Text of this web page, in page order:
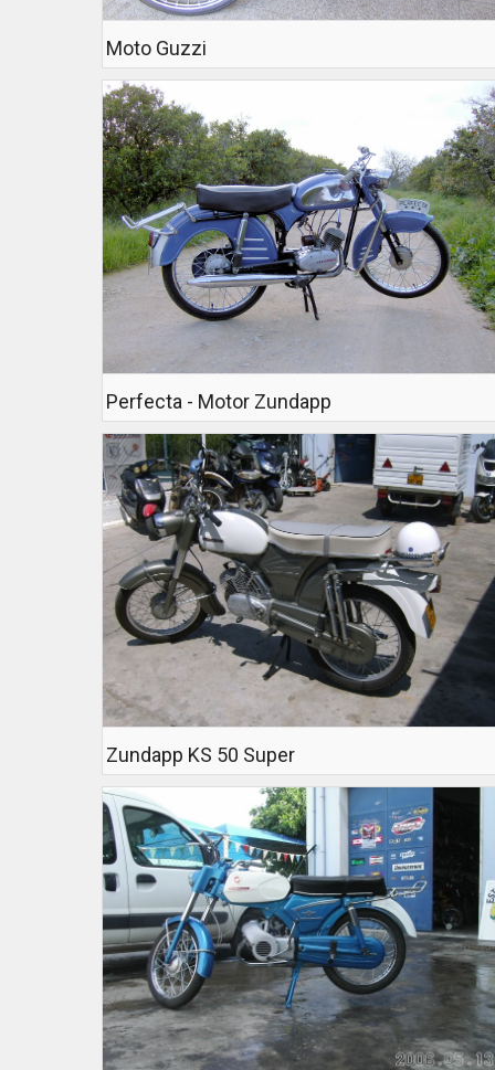
Moto Guzzi
Perfecta - Motor Zundapp
Zundapp KS 50 Super